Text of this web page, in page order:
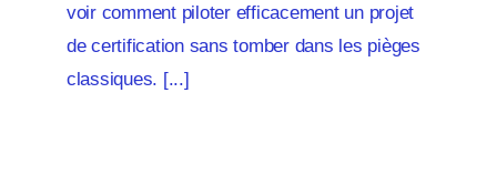
voir comment piloter efficacement un projet
de certification sans tomber dans les pièges
classiques. [...]